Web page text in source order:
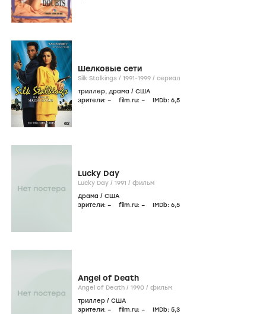
Шелковые сети
Silk Stalkings / 1991-1999 / сериал
триллер, драма / США
зрители: – film.ru: – IMDb: 6,5
Lucky Day
Lucky Day / 1991 / фильм
драма / США
зрители: – film.ru: – IMDb: 6,5
Angel of Death
Angel of Death / 1990 / фильм
триллер / США
зрители: – film.ru: – IMDb: 5,3